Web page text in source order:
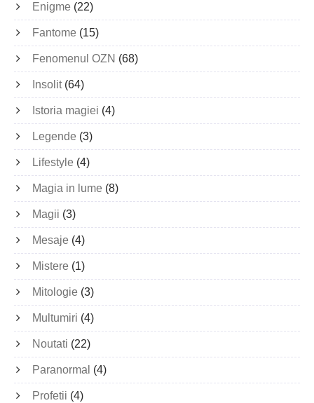
Enigme (22)
Fantome (15)
Fenomenul OZN (68)
Insolit(64)
Istoria magiei (4)
Legende (3)
Lifestyle (4)
Magia in lume (8)
Magii (3)
Mesaje (4)
Mistere (1)
Mitologie (3)
Multumiri (4)
Noutati (22)
Paranormal (4)
Profetii (4)